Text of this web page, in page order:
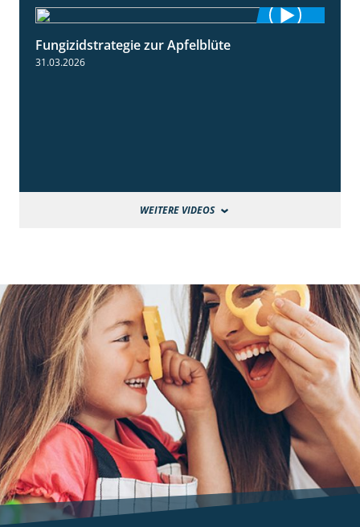
Fungizidstrategie zur Apfelblüte
31.03.2026
WEITERE VIDEOS